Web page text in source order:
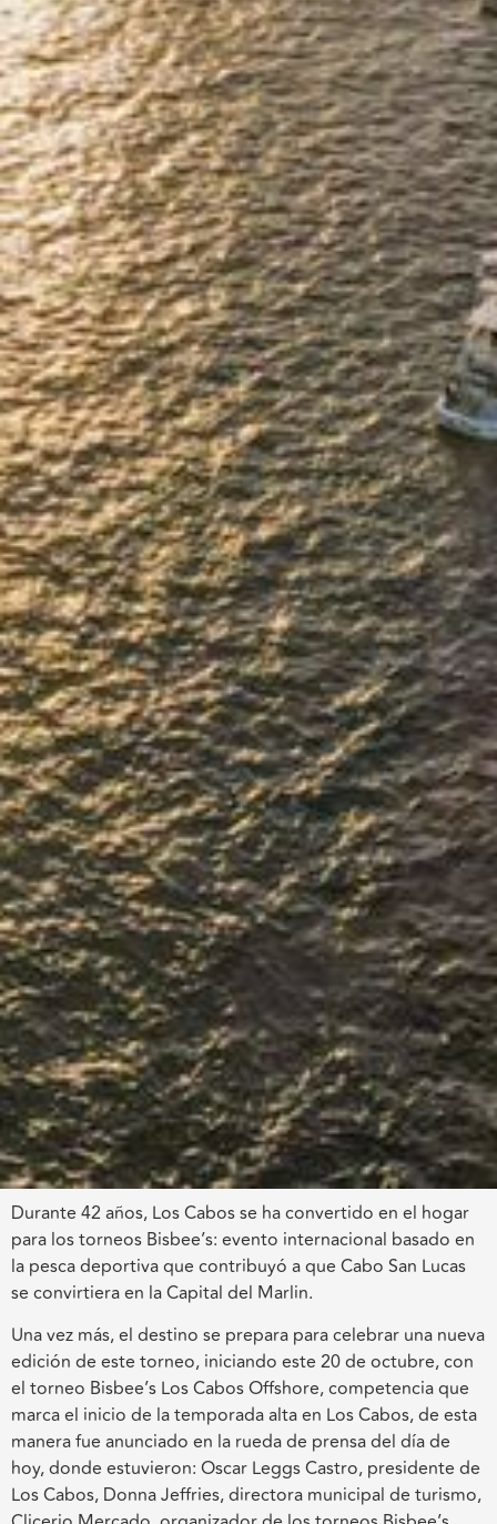
Durante 42 años, Los Cabos se ha convertido en el hogar
para los torneos Bisbee’s: evento internacional basado en
la pesca deportiva que contribuyó a que Cabo San Lucas
se convirtiera en la Capital del Marlin.
Una vez más, el destino se prepara para celebrar una nueva
edición de este torneo, iniciando este 20 de octubre, con
el torneo Bisbee’s Los Cabos Offshore, competencia que
marca el inicio de la temporada alta en Los Cabos, de esta
manera fue anunciado en la rueda de prensa del día de
hoy, donde estuvieron: Oscar Leggs Castro, presidente de
Los Cabos, Donna Jeffries, directora municipal de turismo,